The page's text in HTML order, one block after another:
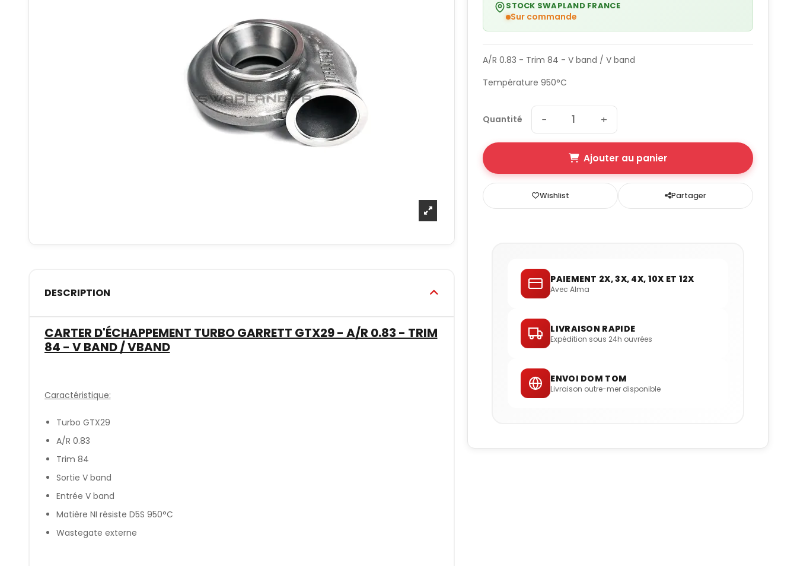
DESCRIPTION
CARTER D'ÉCHAPPEMENT TURBO GARRETT GTX29 - A/R 0.83 - TRIM
84 - V BAND / VBAND
Caractéristique:
Turbo GTX29
A/R 0.83
Trim 84
Sortie V band
Entrée V band
Matière NI résiste D5S 950°C
Wastegate externe
STOCK SWAPLAND FRANCE
Sur commande
A/R 0.83 - Trim 84 - V band / V band
Température 950°C
Quantité − +
Ajouter au panier
Wishlist Partager
PAIEMENT 2X, 3X, 4X, 10X ET 12X
Avec Alma
LIVRAISON RAPIDE
Expédition sous 24h ouvrées
ENVOI DOM TOM
Livraison outre-mer disponible